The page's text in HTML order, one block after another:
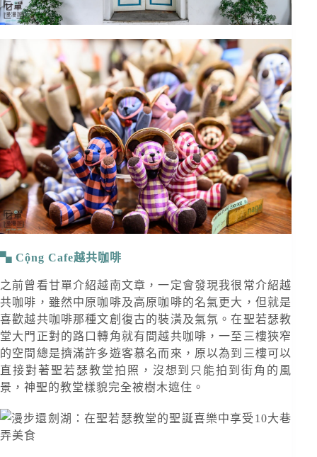
Cộng Cafe越共咖啡
之前曾看甘單介紹越南文章，一定會發現我很常介紹越
共咖啡，雖然中原咖啡及高原咖啡的名氣更大，但就是
喜歡越共咖啡那種文創復古的裝潢及氣氛。在聖若瑟教
堂大門正對的路口轉角就有間越共咖啡，一至三樓狹窄
的空間總是擠滿許多遊客慕名而來，原以為到三樓可以
直接對著聖若瑟教堂拍照，沒想到只能拍到街角的風
景，神聖的教堂樣貌完全被樹木遮住。